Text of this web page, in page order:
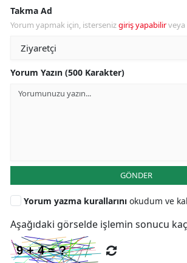
Takma Ad
Yorum yapmak için, istersenizgiriş yapabilirveya
Yorum Yazın (500 Karakter)
GÖNDER
Yorum yazma kurallarını okudum ve
Aşağıdaki görselde işlemin sonucu